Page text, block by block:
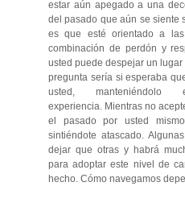
estar aún apegado a una
del pasado que aún se siente
es que esté orientado a
combinación de perdón y
usted puede despejar un
pregunta sería si esperaba
usted,
experiencia. Mientras no
el pasado por usted
sintiéndote atascado.
dejar que otras y habrá
para adoptar este nivel de
hecho. Cómo navegamos